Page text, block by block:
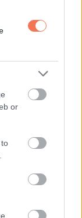
or
hogyan
Pont erre
ült.